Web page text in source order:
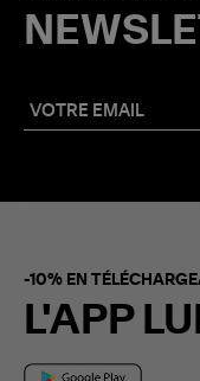
-10% EN
L'APP